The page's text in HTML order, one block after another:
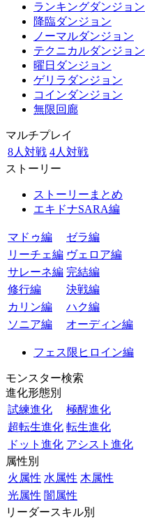
ランキングダンジョン
降臨ダンジョン
ノーマルダンジョン
テクニカルダンジョン
曜日ダンジョン
ゲリラダンジョン
コインダンジョン
無限回廊
マルチプレイ
8人対戦 4人対戦
ストーリー
ストーリーまとめ
エキドナSARA編
マドゥ編
ゼラ編
リーチェ編 ヴェロア編
サレーネ編 完結編
修行編
決戦編
カリン編
ハク編
ソニア編
オーディン編
フェス限ヒロイン編
モンスター検索
進化形態別
試練進化
極醒進化
超転生進化 転生進化
ドット進化 アシスト進化
属性別
火属性 水属性 木属性
光属性 闇属性
リーダースキル別